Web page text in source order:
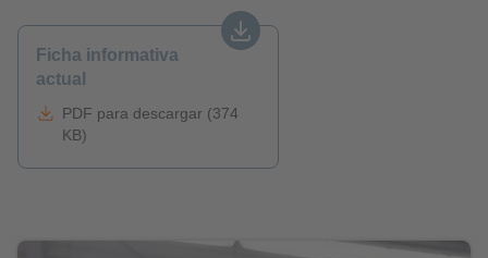
Ficha informativa
actual
PDF para descargar (374
KB)